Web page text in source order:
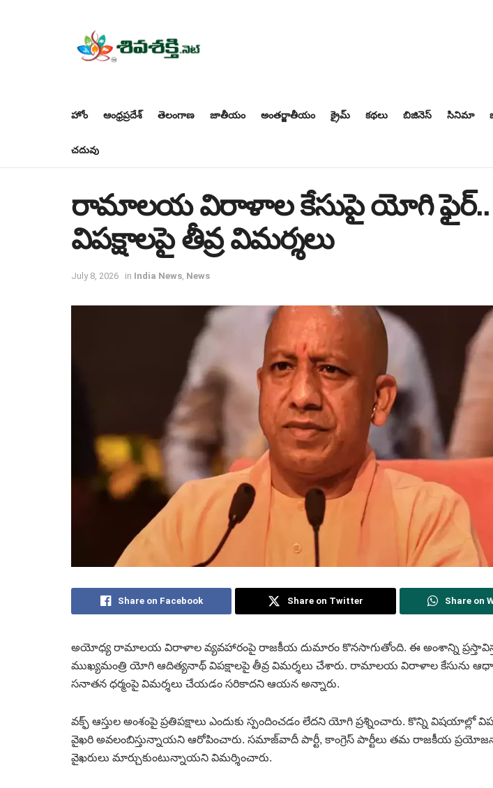
హోం ఆంధ్రప్రదేశ్ తెలంగాణ జాతీయం అంతర్జాతీయం క్రైమ్ కథలు బిజినెస్‌ సినిమా
చదువు
రామాలయ విరాళాల కేసుపై యోగి ఫైర్‌..
విపక్షాలపై తీవ్ర విమర్శలు
July 8, 2026 in India News News
Share on Facebook Share on Twitter Share on
అయోధ్య రామాలయ విరాళాల వ్యవహారంపై రాజకీయ దుమారం కొనసాగుతోంది. ఈ అంశాన్ని ప్రస్తావిస్తూ
ముఖ్యమంత్రి యోగి ఆదిత్యనాథ్‌ విపక్షాలపై తీవ్ర విమర్శలు చేశారు. రామాలయ విరాళాల కేసును
సనాతన ధర్మంపై విమర్శలు చేయడం సరికాదని ఆయన అన్నారు.
వక్ఫ్‌ ఆస్తుల అంశంపై ప్రతిపక్షాలు ఎందుకు స్పందించడం లేదని యోగి ప్రశ్నించారు. కొన్ని విషయాల్లో
వైఖరి అవలంబిస్తున్నాయని ఆరోపించారు. సమాజ్‌వాదీ పార్టీ, కాంగ్రెస్‌ పార్టీలు తమ రాజకీయ
వైఖరులు మార్చుకుంటున్నాయని విమర్శించారు.